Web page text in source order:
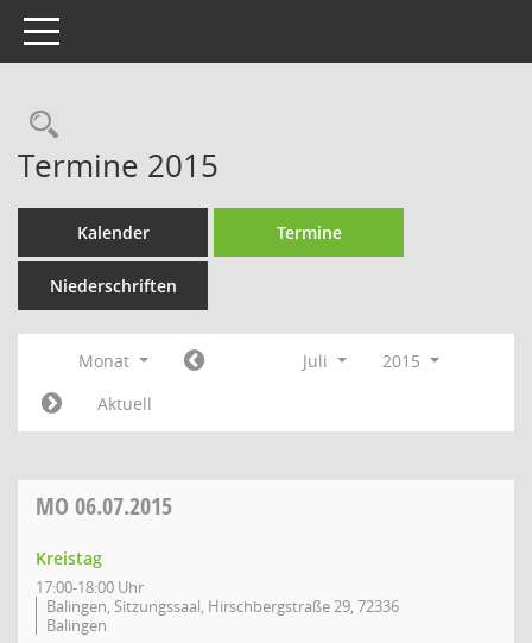
Toggle navigation
Rechercheauswahl
Termine 2015
Kalender Termine
Niederschriften
Monat Juli
2015
Aktuell
MO 06.07.2015
Kreistag
17:00-18:00 Uhr
Balingen, Sitzungssaal, Hirschbergstraße 29, 72336
Balingen